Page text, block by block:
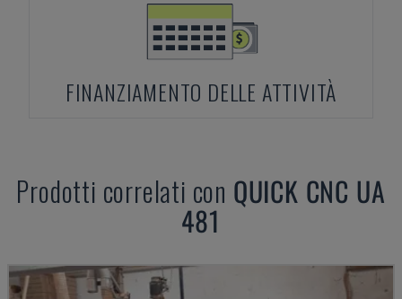
FINANZIAMENTO DELLE ATTIVITÀ
Prodotti correlati con QUICK CNC UA
481